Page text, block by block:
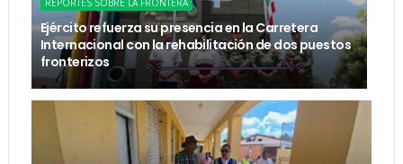
REPORTES SOBRE LA FRONTERA
Ejército refuerza su presencia en la Carretera
Internacional con la rehabilitación de dos puestos
fronterizos